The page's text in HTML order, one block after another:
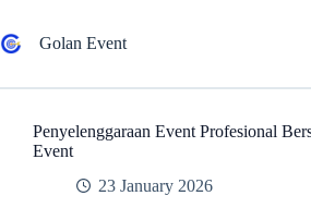
contentGolan Event
Penyelenggaraan Event Profesional
Event
23 January 2026